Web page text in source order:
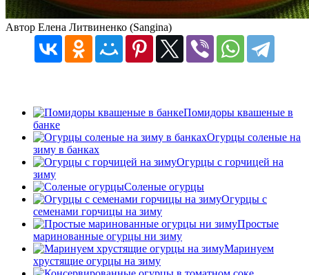
Автор Елена Литвиненко (Sangina)
Помидоры квашеные в
банке
Огурцы соленые на
зиму в банках
Огурцы с горчицей на
зиму
Соленые огурцы
Огурцы с
семенами горчицы на зиму
Простые
маринованные огурцы ни зиму
Маринуем
хрустящие огурцы на зиму